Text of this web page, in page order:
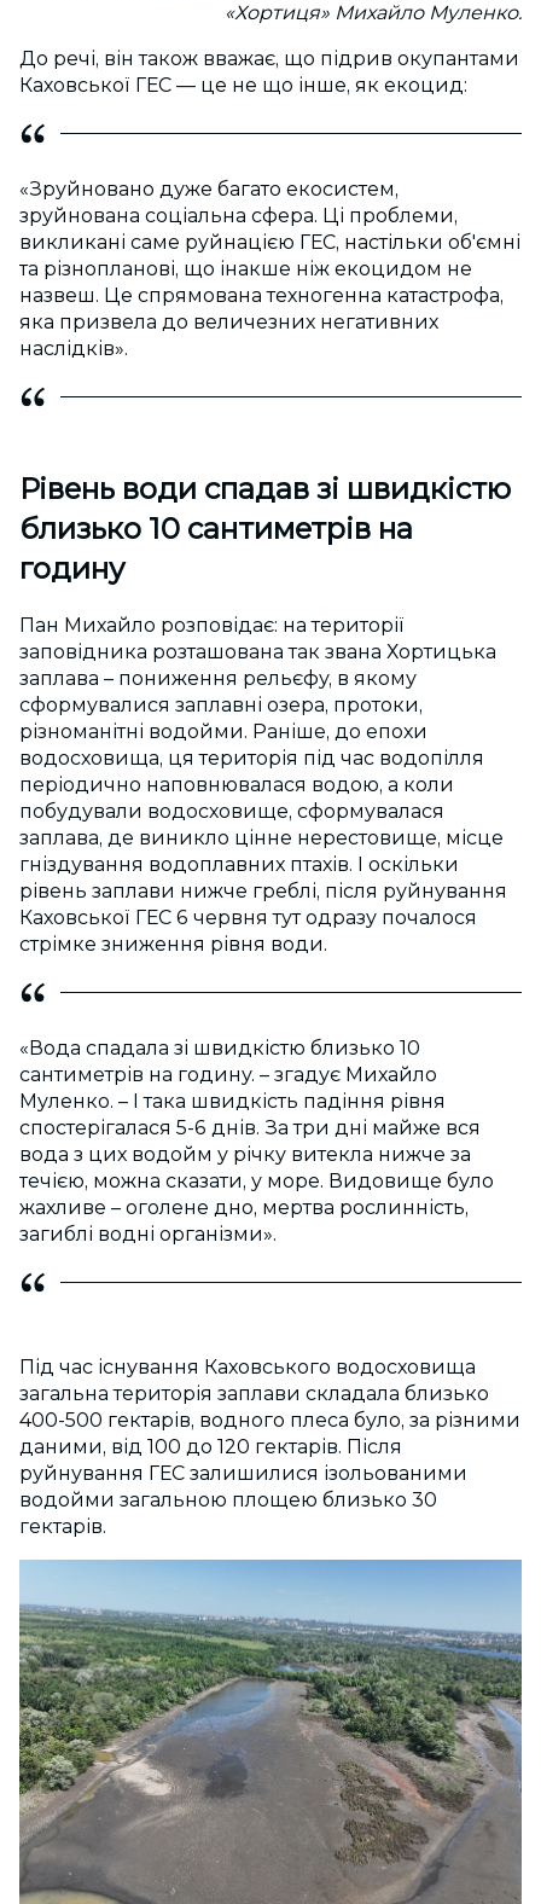
«Хортиця» Михайло Муленко.
До речі, він також вважає, що підрив окупантами
Каховської ГЕС — це не що інше, як екоцид:
«Зруйновано дуже багато екосистем,
зруйнована соціальна сфера. Ці проблеми,
викликані саме руйнацією ГЕС, настільки об'ємні
та різнопланові, що інакше ніж екоцидом не
назвеш. Це спрямована техногенна катастрофа,
яка призвела до величезних негативних
наслідків».
Рівень води спадав зі швидкістю
близько 10 сантиметрів на
годину
Пан Михайло розповідає: на території
заповідника розташована так звана Хортицька
заплава – пониження рельєфу, в якому
сформувалися заплавні озера, протоки,
різноманітні водойми. Раніше, до епохи
водосховища, ця територія під час водопілля
періодично наповнювалася водою, а коли
побудували водосховище, сформувалася
заплава, де виникло цінне нерестовище, місце
гніздування водоплавних птахів. І оскільки
рівень заплави нижче греблі, після руйнування
Каховської ГЕС 6 червня тут одразу почалося
стрімке зниження рівня води.
«Вода спадала зі швидкістю близько 10
сантиметрів на годину. – згадує Михайло
Муленко. – І така швидкість падіння рівня
спостерігалася 5-6 днів. За три дні майже вся
вода з цих водойм у річку витекла нижче за
течією, можна сказати, у море. Видовище було
жахливе – оголене дно, мертва рослинність,
загиблі водні організми».
Під час існування Каховського водосховища
загальна територія заплави складала близько
400-500 гектарів, водного плеса було, за різними
даними, від 100 до 120 гектарів. Після
руйнування ГЕС залишилися ізольованими
водойми загальною площею близько 30
гектарів.